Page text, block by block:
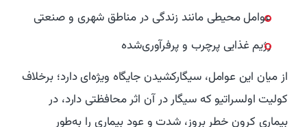
عوامل محیطی مانند زندگی در مناطق شهری و صنعتی
رژیم غذایی پرچرب و پرفرآوری‌شده
از میان این عوامل، سیگارکشیدن جایگاه ویژه‌ای دارد؛ برخلاف
کولیت اولسراتیو که سیگار در آن اثر محافظتی دارد، در
بیماری کرون خطر بروز، شدت و عود بیماری را به‌طور